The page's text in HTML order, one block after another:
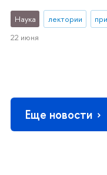
Наука лектории
22 июня
Еще новости